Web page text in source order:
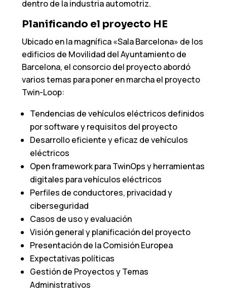
dentro de la industria automotriz.
Planificando el proyecto HE
Ubicado en la magnífica «Sala Barcelona» de los
edificios de Movilidad del Ayuntamiento de
Barcelona, el consorcio del proyecto abordó
varios temas para poner en marcha el proyecto
Twin-Loop:
Tendencias de vehículos eléctricos definidos
por software y requisitos del proyecto
Desarrollo eficiente y eficaz de vehículos
eléctricos
Open framework para TwinOps y herramientas
digitales para vehículos eléctricos
Perfiles de conductores, privacidad y
ciberseguridad
Casos de uso y evaluación
Visión general y planificación del proyecto
Presentación de la Comisión Europea
Expectativas políticas
Gestión de Proyectos y Temas
Administrativos